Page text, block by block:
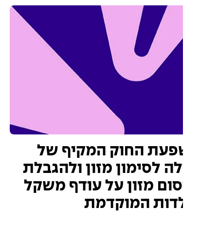
החוק המקיף של
לסימון מזון ולהגבלת
מזון על עודף משקל
המוקדמת